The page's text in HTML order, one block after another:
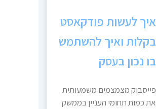
איך לעשות פודקאסט
בקלות ואיך להשתמש
בו נכון בעסק
פייסבוק מצמצמים משמעותית
את כמות תחומי העניין בממשק